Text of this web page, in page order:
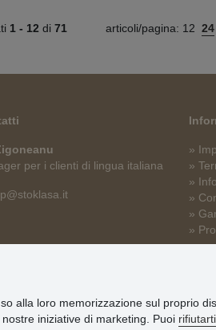
1 - 12 di 71 articoli/pagina: 12 24
per i clienti di lingua italiana
»
»
»
»
»
»
alla loro memorizzazione sul proprio
iniziative di marketing. Puoi